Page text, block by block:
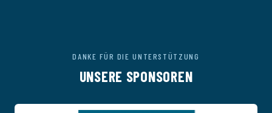
DANKE FÜR DIE UNTERSTÜTZUNG
UNSERE SPONSOREN